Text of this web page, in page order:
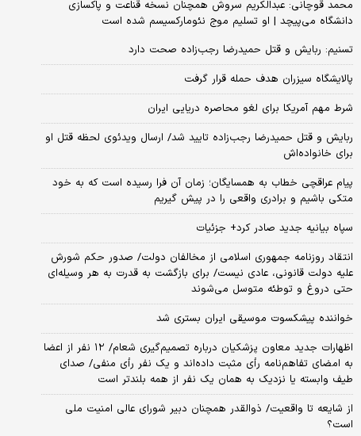
محمد قوچانی: عبدالکریم سروش همچنان نسخه قناعت و پاکسازی
دانشگاه می‌پیچد | او تسلیم موج نئومارکسیسم شده است
تسنیم: ربایش و قتل حمیدرضا رجب‌زاده صحت دارد
پالایشگاه سیزران هدف حمله قرار گرفت
شرط مهم آمریکا برای لغو محاصره دریایی ایران
ربایش و قتل حمیدرضا رجب‌زاده تایید شد/ ارسال ویدئوی لحظه قتل او
برای خانواده‌اش
پیام عراقچی خطاب به همسایگان؛ زمان آن فرا رسیده است که به خود
متکی باشیم و برادری واقعی را در پیش گیریم
سپاه بیانیه جدید صادر کرد+ جزئیات
انتقاد روزنامه جمهوری اسلامی از مخالفان دولت/ صدور حکم شورش
علیه دولت قانونی، عادی نیست/ برای بازگشت به قدرت به هر وسیله‌ای
حتی دروغ و توطئه متوسل می‌شوند
خواننده پیشکسوت موسیقی ایران بستری شد
اظهارات جدید معاون پزشکیان درباره تصمیم‌گیری شعام/ ۱۲ نفر از اعضا
به امضای تفاهم‌نامه رأی مثبت داده‌اند و یک نفر رأی منفی/ صدای
طیف وابسته یا نزدیک به همان یک نفر از همه بلندتر است
از شایعه تا واقعیت/ ذوالقدر همچنان دبیر شورای ‌عالی امنیت ملی
است؟